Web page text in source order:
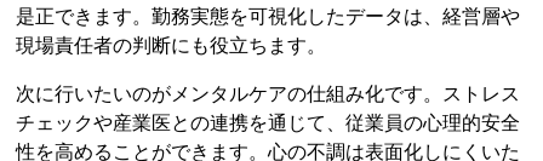
是正できます。勤務実態を可視化したデータは、経営層や
現場責任者の判断にも役立ちます。
次に行いたいのがメンタルケアの仕組み化です。ストレス
チェックや産業医との連携を通じて、従業員の心理的安全
性を高めることができます。心の不調は表面化しにくいた